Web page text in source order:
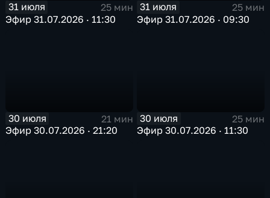
31 июля
25 мин
Эфир 31.07.2026 · 11:30
31 июля
25 мин
Эфир 31.07.2026 · 09:30
30 июля
21 мин
Эфир 30.07.2026 · 21:20
30 июля
25 мин
Эфир 30.07.2026 · 11:30